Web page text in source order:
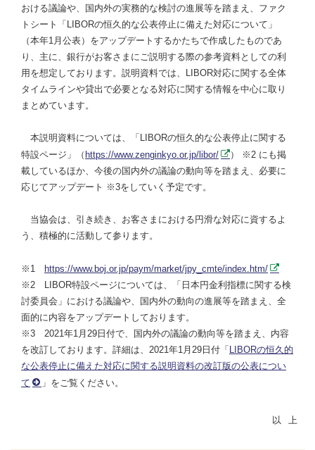
おける議論や、国内外の実務的な検討の進展等を踏まえ、ファク
トシート「LIBORの恒久的な公表停止に備えた対応について」
（本年1月公表）をアップデートするかたちで作成したものであ
り、主に、銀行がお客さまにご説明する際の参考資料としての利
用を想定しております。説明資料では、LIBOR対応に関する全体
タイムラインや貸出で必要となる対応に関する情報を中心に取り
まとめています。
本説明資料については、「LIBORの恒久的な公表停止に関する
特設ページ」（ https://www.zenginkyo.or.jp/libor/
） ※2 にも掲
載しているほか、今後の国内外の議論の動向等を踏まえ、必要に
応じてアップデート ※3をしていく予定です。
当協会は、引き続き、お客さまにおける円滑な対応に資するよ
う、積極的に活動して参ります。
※1
https://www.boj.or.jp/paym/market/jpy_cmte/index.htm/
※2 LIBOR特設ページについては、「日本円金利指標に関する検
討委員会」における議論や、国内外の動向の進展等を踏まえ、全
面的に内容をアップデートしております。
※3 2021年1月29日付で、国内外の議論の動向等を踏まえ、内容
を改訂しております。詳細は、2021年1月29日付「 LIBORの恒久的
な公表停止に備えた対応に関する説明資料の改訂版の公表につい
て
」をご覧ください。